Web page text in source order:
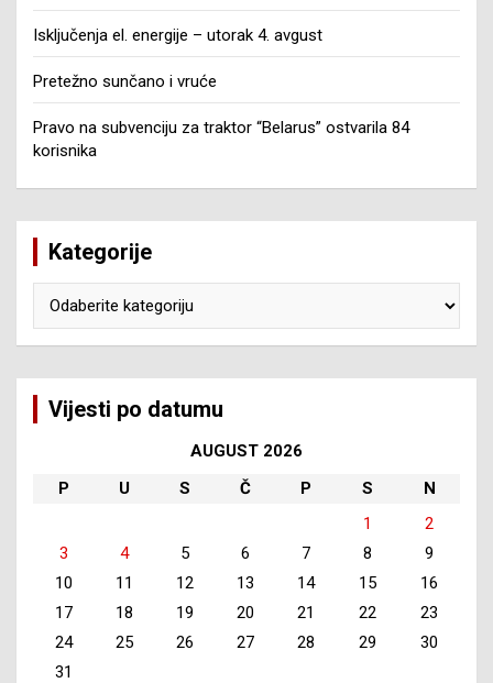
Isključenja el. energije – utorak 4. avgust
Pretežno sunčano i vruće
Pravo na subvenciju za traktor “Belarus” ostvarila 84
korisnika
Kategorije
Vijesti po datumu
AUGUST 2026
P
U S Č P S
N
1
2
3
4 5 6 7 8
9
10
11 12 13 14 15
16
17
18 19 20 21 22
23
24
25 26 27 28 29
30
31